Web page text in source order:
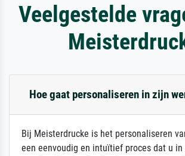
Veelgestelde
Hoe gaat personaliseren in zijn
Bij Meisterdrucke is het personaliseren
een eenvoudig en intuïtief proces dat u